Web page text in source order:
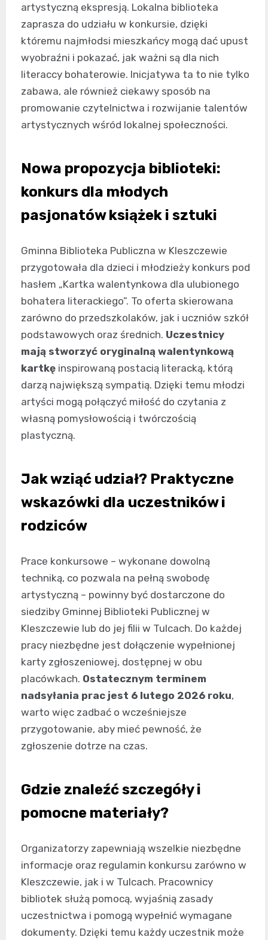
artystyczną ekspresją. Lokalna biblioteka
zaprasza do udziału w konkursie, dzięki
któremu najmłodsi mieszkańcy mogą dać upust
wyobraźni i pokazać, jak ważni są dla nich
literaccy bohaterowie. Inicjatywa ta to nie tylko
zabawa, ale również ciekawy sposób na
promowanie czytelnictwa i rozwijanie talentów
artystycznych wśród lokalnej społeczności.
Nowa propozycja biblioteki:
konkurs dla młodych
pasjonatów książek i sztuki
Gminna Biblioteka Publiczna w Kleszczewie
przygotowała dla dzieci i młodzieży konkurs pod
hasłem „Kartka walentynkowa dla ulubionego
bohatera literackiego”. To oferta skierowana
zarówno do przedszkolaków, jak i uczniów szkół
podstawowych oraz średnich. Uczestnicy
mają stworzyć oryginalną walentynkową
kartkę inspirowaną postacią literacką, którą
darzą największą sympatią. Dzięki temu młodzi
artyści mogą połączyć miłość do czytania z
własną pomysłowością i twórczością
plastyczną.
Jak wziąć udział? Praktyczne
wskazówki dla uczestników i
rodziców
Prace konkursowe – wykonane dowolną
techniką, co pozwala na pełną swobodę
artystyczną – powinny być dostarczone do
siedziby Gminnej Biblioteki Publicznej w
Kleszczewie lub do jej filii w Tulcach. Do każdej
pracy niezbędne jest dołączenie wypełnionej
karty zgłoszeniowej, dostępnej w obu
placówkach. Ostatecznym terminem
nadsyłania prac jest 6 lutego 2026 roku,
warto więc zadbać o wcześniejsze
przygotowanie, aby mieć pewność, że
zgłoszenie dotrze na czas.
Gdzie znaleźć szczegóły i
pomocne materiały?
Organizatorzy zapewniają wszelkie niezbędne
informacje oraz regulamin konkursu zarówno w
Kleszczewie, jak i w Tulcach. Pracownicy
bibliotek służą pomocą, wyjaśnią zasady
uczestnictwa i pomogą wypełnić wymagane
dokumenty. Dzięki temu każdy uczestnik może